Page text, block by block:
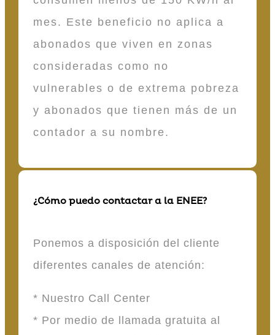
mes. Este beneficio no aplica a
abonados que viven en zonas
consideradas como no
vulnerables o de extrema pobreza
y abonados que tienen más de un
contador a su nombre.
¿Cómo puedo contactar a la ENEE?
Ponemos a disposición del cliente
diferentes canales de atención:
* Nuestro Call Center
* Por medio de llamada gratuita al